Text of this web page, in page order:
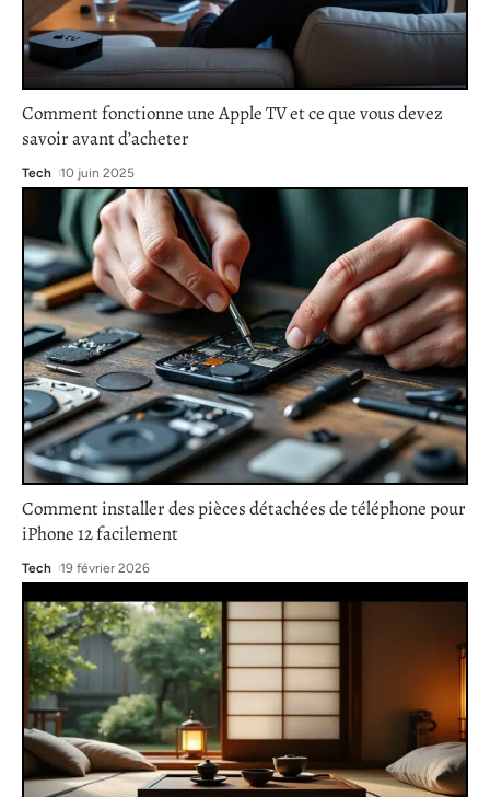
Comment fonctionne une Apple TV et ce que vous devez
savoir avant d’acheter
Tech 10 juin 2025
Comment installer des pièces détachées de téléphone pour
iPhone 12 facilement
Tech 19 février 2026